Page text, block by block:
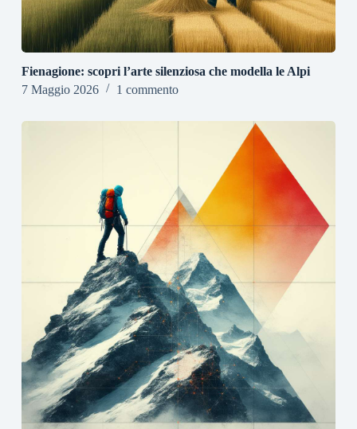
Fienagione: scopri l’arte silenziosa che modella le Alpi
7 Maggio 2026
1 commento